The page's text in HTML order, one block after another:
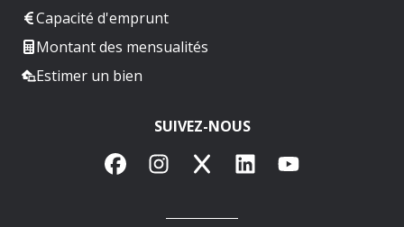
Capacité d'emprunt
Montant des mensualités
Estimer un bien
SUIVEZ-NOUS
FacebookInstagram
X LinkedInYouTube